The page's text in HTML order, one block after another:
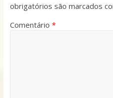
obrigatórios são marcados
Comentário *